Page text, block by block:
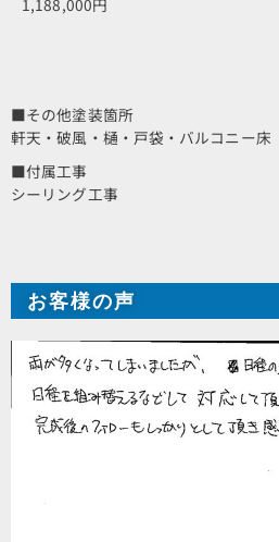
1,188,000円
■その他塗装箇所
軒天・破風・樋・戸袋・バルコニー床
■付属工事
シーリング工事
お客様の声